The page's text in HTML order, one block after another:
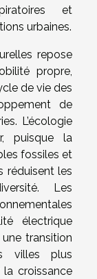
et
urbaines.
repose
propre,
de vie des
de
L’écologie
puisque la
fossiles et
réduisent les
Les
électrique
transition
villes plus
croissance